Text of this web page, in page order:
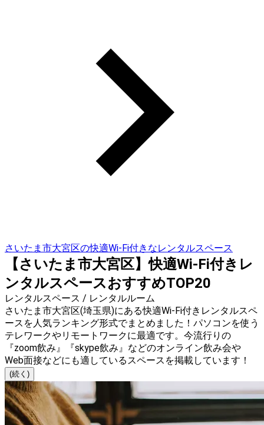
さいたま市大宮区の快適Wi-Fi付きなレンタルスペース
【さいたま市大宮区】快適Wi-Fi付きレ
ンタルスペースおすすめTOP20
レンタルスペース / レンタルルーム
さいたま市大宮区(埼玉県)にある快適Wi-Fi付きレンタルスペ
ースを人気ランキング形式でまとめました！パソコンを使う
テレワークやリモートワークに最適です。今流行りの
『zoom飲み』『skype飲み』などのオンライン飲み会や
Web面接などにも適しているスペースを掲載しています！
(続く)